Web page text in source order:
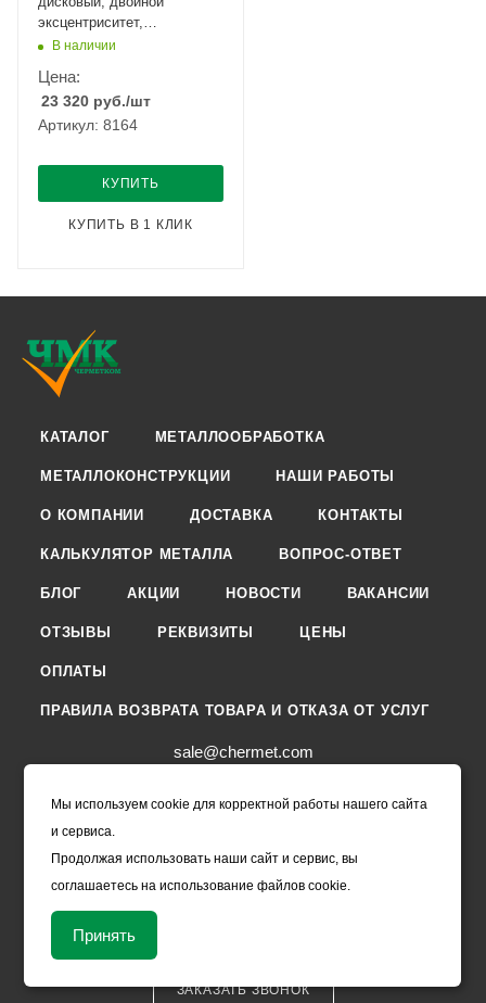
эксцентриситет,
электропривод Ду-800
В наличии
Цена:
23 320 руб./шт
Артикул: 8164
КУПИТЬ
КУПИТЬ В 1 КЛИК
КАТАЛОГ МЕТАЛЛООБРАБОТКА
МЕТАЛЛОКОНСТРУКЦИИ НАШИ РАБОТЫ
О КОМПАНИИ ДОСТАВКА КОНТАКТЫ
КАЛЬКУЛЯТОР МЕТАЛЛА ВОПРОС-ОТВЕТ
БЛОГ АКЦИИ НОВОСТИ ВАКАНСИИ
ОТЗЫВЫ РЕКВИЗИТЫ ЦЕНЫ
ОПЛАТЫ
ПРАВИЛА ВОЗВРАТА ТОВАРА И ОТКАЗА ОТ УСЛУГ
sale@chermet.com
Москва, бул. Бескудниковский, дом 8, корпус 1,
этаж 1, помещение XII, ком.1-6 Черметком - ЧМК
ОГРН: 5147746349317
ПН-ЧТ с 8:00 до 18:00
ЗАКАЗАТЬ ЗВОНОК
Мы используем cookie для корректной работы нашего сайта
и сервиса.
Продолжая использовать наши сайт и сервис, вы
соглашаетесь на использование файлов cookie.
Принять